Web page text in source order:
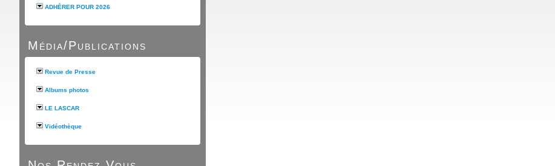
ADHÉRER POUR 2026
Média/Publications
Revue de Presse
Albums photos
LE LASCAR
Vidéothèque